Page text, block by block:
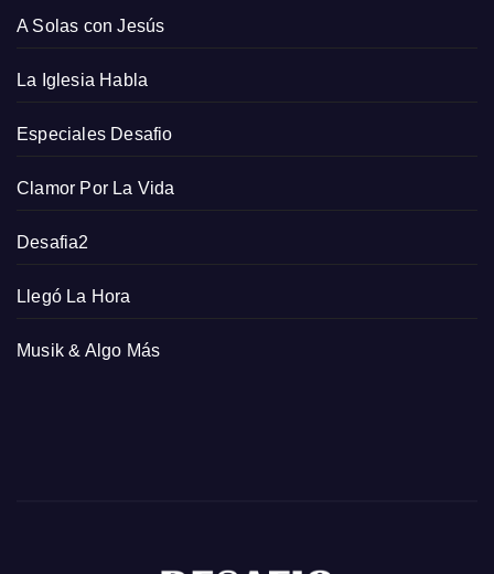
A Solas con Jesús
La Iglesia Habla
Especiales Desafio
Clamor Por La Vida
Desafia2
Llegó La Hora
Musik & Algo Más